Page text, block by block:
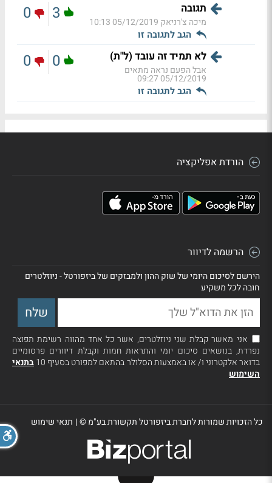
תגובה
מיכה צ'רניאק 05/12/2019 10:13
הגב לתגובה זו
3
0
לא תמיד זה עובד (ל"ת)
אבל הפעם נראה מתאים
05/12/2019 09:27
הגב לתגובה זו
0
0
הורדת אפליקציה
הרשמה לדיוור
הירשם לסיכום היומי של שוק ההון ולמבזקים של ביזפורטל - ניוזלטרים
חובה לכל משקיע
אני מאשר קבלת שני ניוזלטרים, אשר כל אחד מהווה רשימת תפוצה
נפרדת, בנושאים סיכום יומי והתראות חמות וקבלת דיוורים פרסומיים
בדואר אלקטרוני ו/ או באמצעות הסלולר בהתאם למפורט בסעיף 10
בתנאי
השימוש
כל הזכויות שמורות לחברת ביזפורטל תקשורת בע"מ ©| תנאי שימוש